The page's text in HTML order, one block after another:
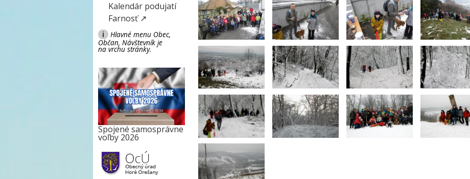
Kalendár podujatí
Farnosť ↗
i
Hlavné menu Obec,
Občan, Návštevník je
na vrchu stránky.
Spojené samosprávne
voľby 2026